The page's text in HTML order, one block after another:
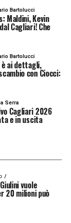
Bartolucci
Maldini, Kevin
Cagliari! Che
Bartolucci
è ai dettagli,
con Ciocci:
Serra
Cagliari 2026
e in uscita
vuole
20 milioni può